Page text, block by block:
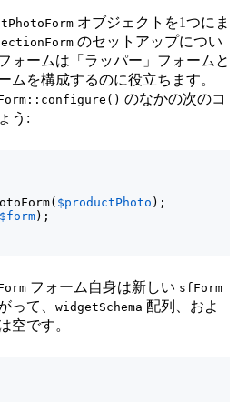
オブジェクトを1つにま
のセットアップについ
ォームは「ラッパー」フォームと
ムを構成するのに役立ちます。
のなかの次のコ
う:
( $productPhoto )
$form) ;
フォーム自身は新しい sfForm
って、 widgetSchema 配列、およ
空です。